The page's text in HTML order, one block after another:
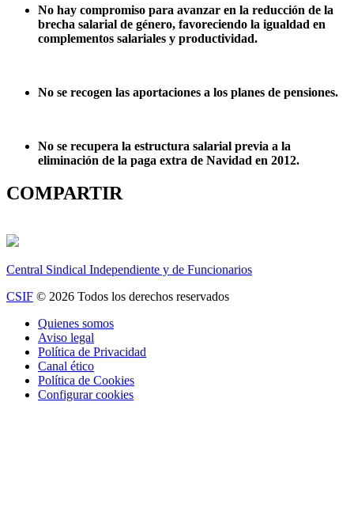
No hay compromiso para avanzar en la reducción de la
brecha salarial de género, favoreciendo la igualdad en
complementos salariales y productividad.
No se recogen las aportaciones a los planes de pensiones.
No se recupera la estructura salarial previa a la
eliminación de la paga extra de Navidad en 2012.
COMPARTIR
Central Sindical Independiente y de Funcionarios
CSIF © 2026 Todos los derechos reservados
Quienes somos
Aviso legal
Política de Privacidad
Canal ético
Política de Cookies
Configurar cookies